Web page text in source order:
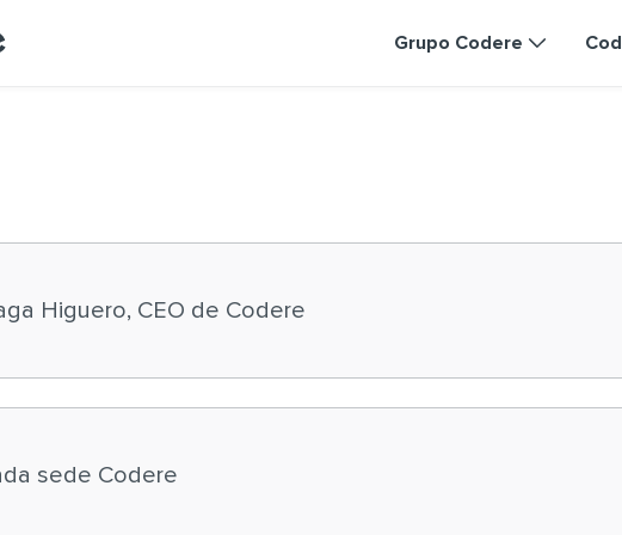
Grupo Codere
Higuero, CEO de Codere
sede Codere